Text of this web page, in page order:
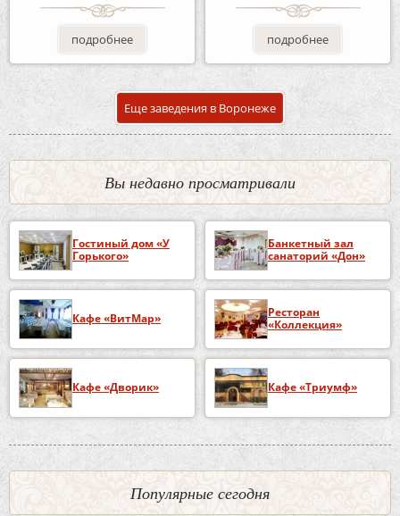
подробнее подробнее
Еще заведения в Воронеже
Вы недавно просматривали
Гостиный дом «У
Горького»
Банкетный зал
санаторий «Дон»
Кафе «ВитМар»
Ресторан
«Коллекция»
Кафе «Дворик» Кафе «Триумф»
Популярные сегодня